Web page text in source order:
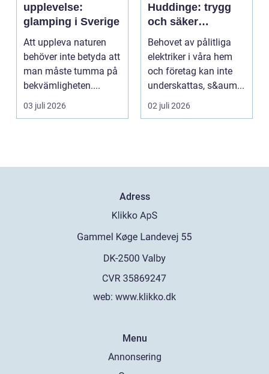
upplevelse:
glamping i Sverige
Att uppleva naturen
behöver inte betyda att
man måste tumma på
bekvämligheten....
03 juli 2026
Huddinge: trygg
och säker
elinstallation
Behovet av pålitliga
elektriker i våra hem
och företag kan inte
underskattas, s&aum...
02 juli 2026
Adress
web: www.klikko.dk
Menu
Annonsering